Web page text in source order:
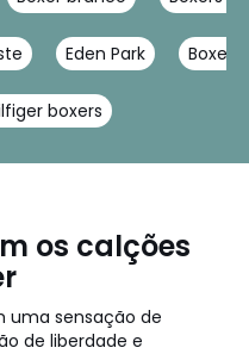
Eden Park Boxers
boxers
os calções
uma sensação de
de liberdade e